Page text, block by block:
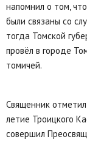
напомнил о том,
были связаны со
тогда Томской
провёл в городе
томичей.
Священник
летие Троицкого
совершил